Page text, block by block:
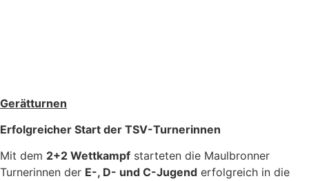
Gerätturnen
Erfolgreicher Start der TSV-Turnerinnen
Mit dem 2+2 Wettkampf starteten die Maulbronner
Turnerinnen der E-, D- und C-Jugend erfolgreich in die